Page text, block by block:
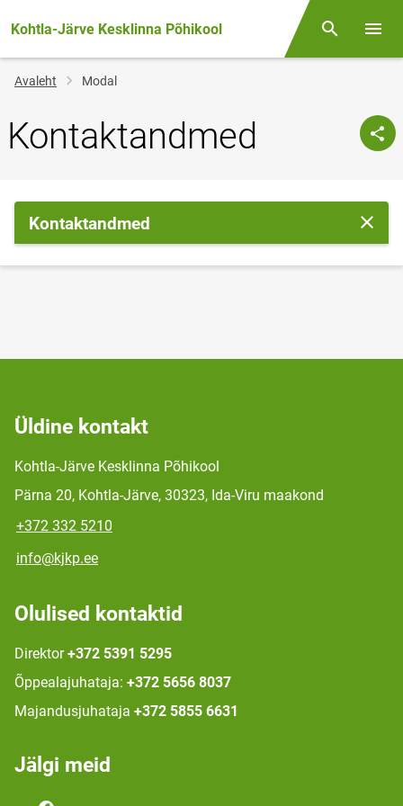
Kohtla-Järve Kesklinna Põhikool Otsing
Jälglink
Avaleht Modal
Kontaktandmed
Kontaktandmed Sulge
Üldine kontakt
Kohtla-Järve Kesklinna Põhikool
Pärna 20, Kohtla-Järve, 30323, Ida-Viru maakond
+372 332 5210
info@kjkp.ee
Olulised kontaktid
Direktor +372 5391 5295
Õppealajuhataja: +372 5656 8037
Majandusjuhataja +372 5855 6631
Jälgi meid